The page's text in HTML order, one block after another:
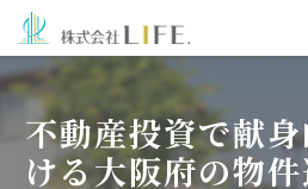
不動産投資で献
ける大阪府の物